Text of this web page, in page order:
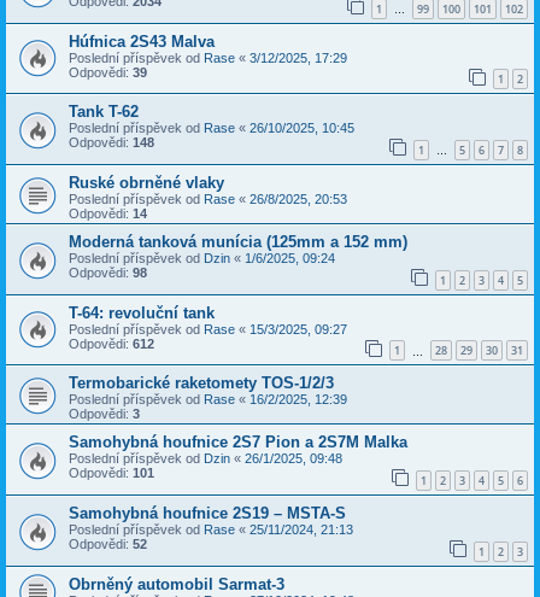
1 … 99 100 101 102
Húfnica 2S43 Malva
Poslední příspěvek od Rase « 3/12/2025, 17:29
Odpovědi: 39 1 2
Tank T-62
Poslední příspěvek od Rase « 26/10/2025, 10:45
Odpovědi: 148 1 … 5 6 7 8
Ruské obrněné vlaky
Poslední příspěvek od Rase « 26/8/2025, 20:53
Odpovědi: 14
Moderná tanková munícia (125mm a 152 mm)
Poslední příspěvek od Dzin « 1/6/2025, 09:24
Odpovědi: 98 1 2 3 4 5
T-64: revoluční tank
Poslední příspěvek od Rase « 15/3/2025, 09:27
Odpovědi: 612 1 28 29 30 31
Termobarické raketomety TOS-1/2/3
Poslední příspěvek od Rase « 16/2/2025, 12:39
Odpovědi: 3
Samohybná houfnice 2S7 Pion a 2S7M Malka
Poslední příspěvek od Dzin « 26/1/2025, 09:48
Odpovědi: 101 1 2 3 4 5 6
Samohybná houfnice 2S19 – MSTA-S
Poslední příspěvek od Rase « 25/11/2024, 21:13
Odpovědi: 52 1 2 3
Obrněný automobil Sarmat-3